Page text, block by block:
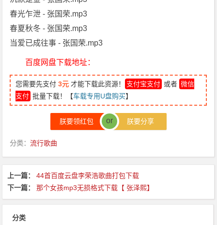
春光乍泄 - 张国荣.mp3
春夏秋冬 - 张国荣.mp3
当爱已成往事 - 张国荣.mp3
百度网盘下载地址：
您需要先支付3元 才能下载此资源！ 支付宝支付 或者 微信
支付 批量下载！【车载专用U盘购买】
朕要领红包 or 朕要分享
分类：流行歌曲
上一篇：
44首百度云盘李荣浩歌曲打包下载
下一篇：
那个女孩mp3无损格式下载【 张泽熙】
分类